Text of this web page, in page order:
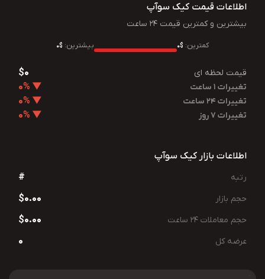
اطلاعات قیمت کیک سوآپ
بیشترین و کمترین قیمت 24 ساعت
کمترین: $0 بیشترین: $0
قیمت لحظه ای $0
تغییرات 1 ساعت ▼ 0%
تغییرات 24 ساعت ▼ 0%
تغییرات 7 روز ▼ 0%
اطلاعات بازار کیک سوآپ
رتبه #
حجم بازار $0.00
حجم معاملات 24 ساعت $0.00
عرضه کل 0